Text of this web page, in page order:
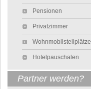
Pensionen
Privatzimmer
Wohnmobilstellplätze
Hotelpauschalen
Partner werden?